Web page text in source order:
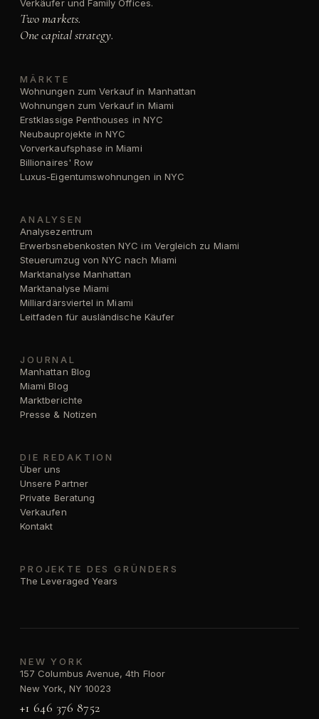
Verkäufer und Family Offices.
Two markets.
One capital strategy.
MÄRKTE
Wohnungen zum Verkauf in Manhattan
Wohnungen zum Verkauf in Miami
Erstklassige Penthouses in NYC
Neubauprojekte in NYC
Vorverkaufsphase in Miami
Billionaires' Row
Luxus-Eigentumswohnungen in NYC
ANALYSEN
Analysezentrum
Erwerbsnebenkosten NYC im Vergleich zu Miami
Steuerumzug von NYC nach Miami
Marktanalyse Manhattan
Marktanalyse Miami
Milliardärsviertel in Miami
Leitfaden für ausländische Käufer
JOURNAL
Manhattan Blog
Miami Blog
Marktberichte
Presse & Notizen
DIE REDAKTION
Über uns
Unsere Partner
Private Beratung
Verkaufen
Kontakt
PROJEKTE DES GRÜNDERS
The Leveraged Years
NEW YORK
157 Columbus Avenue, 4th Floor
New York, NY 10023
+1 646 376 8752